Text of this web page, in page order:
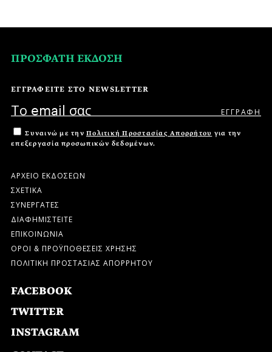
ΠΡΟΣΦΑΤΗ ΕΚΔΟΣΗ
ΕΓΓΡΑΦΕΙΤΕ ΣΤΟ NEWSLETTER
Συναινώ με την Πολιτική Προστασίας Απορρήτου για την
επεξεργασία προσωπικών δεδομένων.
ΑΡΧΕΙΟ ΕΚΔΟΣΕΩΝ
ΣΧΕΤΙΚΑ
ΣΥΝΕΡΓΑΤΕΣ
ΔΙΑΦΗΜΙΣΤΕΙΤΕ
ΕΠΙΚΟΙΝΩΝΙΑ
ΟΡΟΙ & ΠΡΟΫΠΟΘΕΣΕΙΣ ΧΡΗΣΗΣ
ΠΟΛΙΤΙΚΗ ΠΡΟΣΤΑΣΙΑΣ ΑΠΟΡΡΗΤΟΥ
FACEBOOK
TWITTER
INSTAGRAM